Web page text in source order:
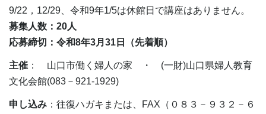
9/22，12/29、令和9年1/5は休館日で講座はありません。
募集人数：20人
応募締切：令和8年3月31日（先着順）
主催 ： 山口市働く婦人の家 ・ (一財)山口県婦人教育
文化会館(083－921-1929)
申し込み ：往復ハガキまたは、FAX（０８３－９３２－６